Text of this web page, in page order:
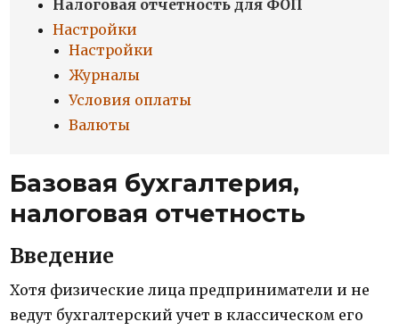
Налоговая отчетность для ФОП
Настройки
Настройки
Журналы
Условия оплаты
Валюты
Базовая бухгалтерия,
налоговая отчетность
Введение
Хотя физические лица предприниматели и не
ведут бухгалтерский учет в классическом его